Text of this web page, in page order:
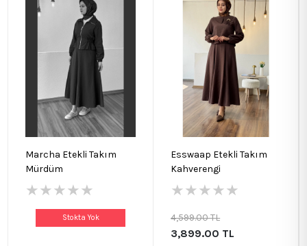
Marcha Etekli Takım
Mürdüm
★★★★★
Stokta Yok
Esswaap Etekli Takım
Kahverengi
★★★★★
4,599.00 TL
3,899.00 TL